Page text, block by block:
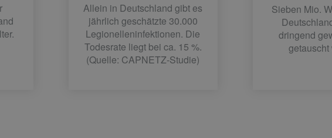
Allein in Deutschland gibt es
jährlich geschätzte 30.000
Legionelleninfektionen. Die
Todesrate liegt bei ca. 15 %.
(Quelle: CAPNETZ-Studie)
Sieben Mio.
dringend
getauscht